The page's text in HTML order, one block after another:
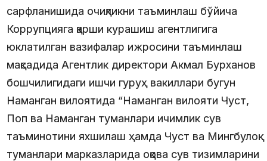
сарфланишида очиқликни таъминлаш бўйича
Коррупцияга қарши курашиш агентлигига
юклатилган вазифалар ижросини таъминлаш
мақсадида Агентлик директори Акмал Бурханов
бошчилигидаги ишчи гуруҳ вакиллари бугун
Наманган вилоятида “Наманган вилояти Чуст,
Поп ва Наманган туманлари ичимлик сув
таъминотини яхшилаш ҳамда Чуст ва Мингбулоқ
туманлари марказларида оқова сув тизимларини